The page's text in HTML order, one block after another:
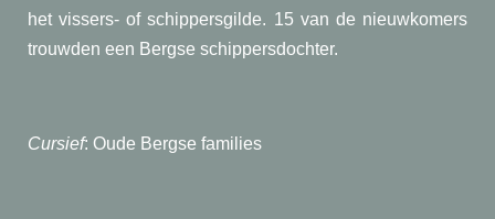
het vissers- of schippersgilde. 15 van de nieuwkomers
trouwden een Bergse schippersdochter.
Cursief: Oude Bergse families